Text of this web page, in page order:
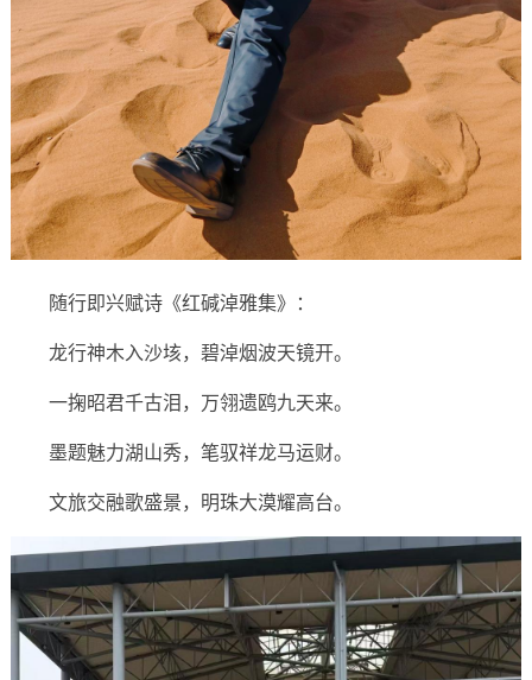
随行即兴赋诗《红碱淖雅集》：
龙行神木入沙垓，碧淖烟波天镜开。
一掬昭君千古泪，万翎遗鸥九天来。
墨题魅力湖山秀，笔驭祥龙马运财。
文旅交融歌盛景，明珠大漠耀高台。